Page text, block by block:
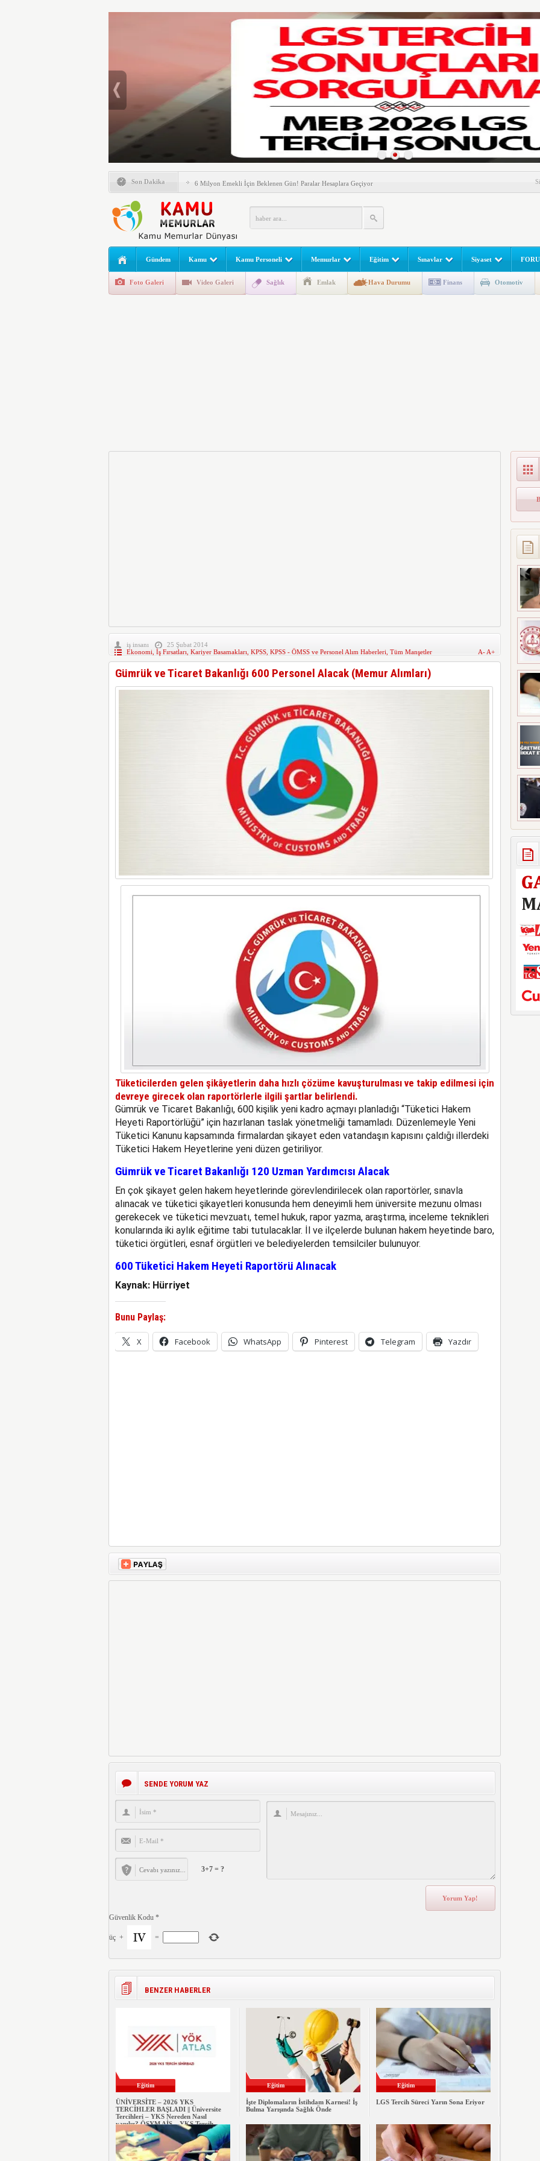
Son Dakika
Emlak Vergisinde Yeni Dönem! Ev Sahipleri Dikkat
6 Milyon Emekli İçin Beklenen Gün! Paralar Hesaplara Geçiyor
LGS Nakil Başvurusu Nasıl Yapılır? e-Okul Adım Adım Rehber (2026)
MEB LGS 2026 SONUÇ SORGULAMA EKRANI! LGS Sınav Sonuçları MEB Tarafından
Açıklandı! Liselere Geçiş Sınavı (LGS) (meb.gov.tr) Sonuç Sorgulama Ekranı
2026 Yılı Norm Güncellemeleri Başladı! Öğretmenler Nelere Dikkat Etmeli?
E-Devlet Unutulan Para Sorgulaması Başladı: Unuttuğunuz Paralar Ortaya Çıkabilir, Mirasçıları
Gündem Kamu Kamu Personeli Memurlar Eğitim Sınavlar Siyaset
Foto Galeri Video Galeri Sağlık Emlak Hava Durumu Finans Otomotiv
iş insanı
25 Şubat 2014
Ekonomi İş Fırsatları Kariyer Basamakları KPSS, KPSS - ÖMSS ve Personel Alım Haberleri Tüm Manşetler A- A+
Gümrük ve Ticaret Bakanlığı 600 Personel Alacak (Memur Alımları)
Tüketicilerden gelen şikâyetlerin daha hızlı çözüme kavuşturulması ve takip edilmesi için
devreye girecek olan raportörlerle ilgili şartlar belirlendi.
Gümrük ve Ticaret Bakanlığı, 600 kişilik yeni kadro açmayı planladığı “Tüketici Hakem
Heyeti Raportörlüğü” için hazırlanan taslak yönetmeliği tamamladı. Düzenlemeyle Yeni
Tüketici Kanunu kapsamında firmalardan şikayet eden vatandaşın kapısını çaldığı illerdeki
Tüketici Hakem Heyetlerine yeni düzen getiriliyor.
Gümrük ve Ticaret Bakanlığı 120 Uzman Yardımcısı Alacak
En çok şikayet gelen hakem heyetlerinde görevlendirilecek olan raportörler, sınavla
alınacak ve tüketici şikayetleri konusunda hem deneyimli hem üniversite mezunu olması
gerekecek ve tüketici mevzuatı, temel hukuk, rapor yazma, araştırma, inceleme teknikleri
konularında iki aylık eğitime tabi tutulacaklar. İl ve ilçelerde bulunan hakem heyetinde baro,
tüketici örgütleri, esnaf örgütleri ve belediyelerden temsilciler bulunuyor.
600 Tüketici Hakem Heyeti Raportörü Alınacak
Kaynak: Hürriyet
Bunu Paylaş:
X Facebook WhatsApp Pinterest Telegram Yazdır
SENDE YORUM YAZ
3+7 = ?
Güvenlik Kodu *
üç + =
BENZER HABERLER
Eğitim
ÜNİVERSİTE – 2026 YKS
TERCİHLER BAŞLADI || Üniversite
Tercihleri – YKS Nereden Nasıl
yapılır? ÖSYM AİS – YKS Tercih
Kılavuzu ve Robotu: YÖK Atlas
Ekranı İçin TIKLAYIN!
Eğitim
İşte Diplomaların İstihdam Karnesi! İş
Bulma Yarışında Sağlık Önde
Eğitim
LGS Tercih Süreci Yarın Sona Eriyor